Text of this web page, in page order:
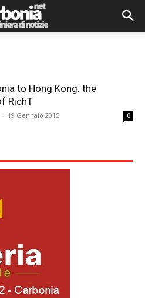
to Hong Kong: the
RichT
- 19 Gennaio 2015 0